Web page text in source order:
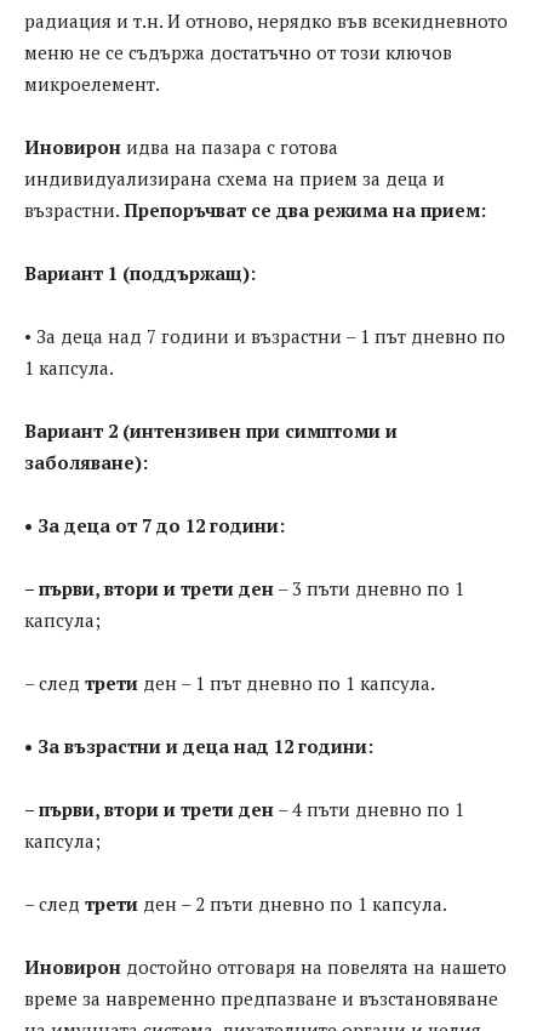
радиация и т.н. И отново, нерядко във всекидневното
меню не се съдържа достатъчно от този ключов
микроелемент.
Иновирон идва на пазара с готова
индивидуализирана схема на прием за деца и
възрастни. Препоръчват се два режима на прием:
Вариант 1 (поддържащ):
• За деца над 7 години и възрастни – 1 път дневно по
1 капсула.
Вариант 2 (интензивен при симптоми и
заболяване):
• За деца от 7 до 12 години:
– първи, втори и трети ден – 3 пъти дневно по 1
капсула;
– след трети ден – 1 път дневно по 1 капсула.
• За възрастни и деца над 12 години:
– първи, втори и трети ден – 4 пъти дневно по 1
капсула;
– след трети ден – 2 пъти дневно по 1 капсула.
Иновирон достойно отговаря на повелята на нашето
време за навременно предпазване и възстановяване